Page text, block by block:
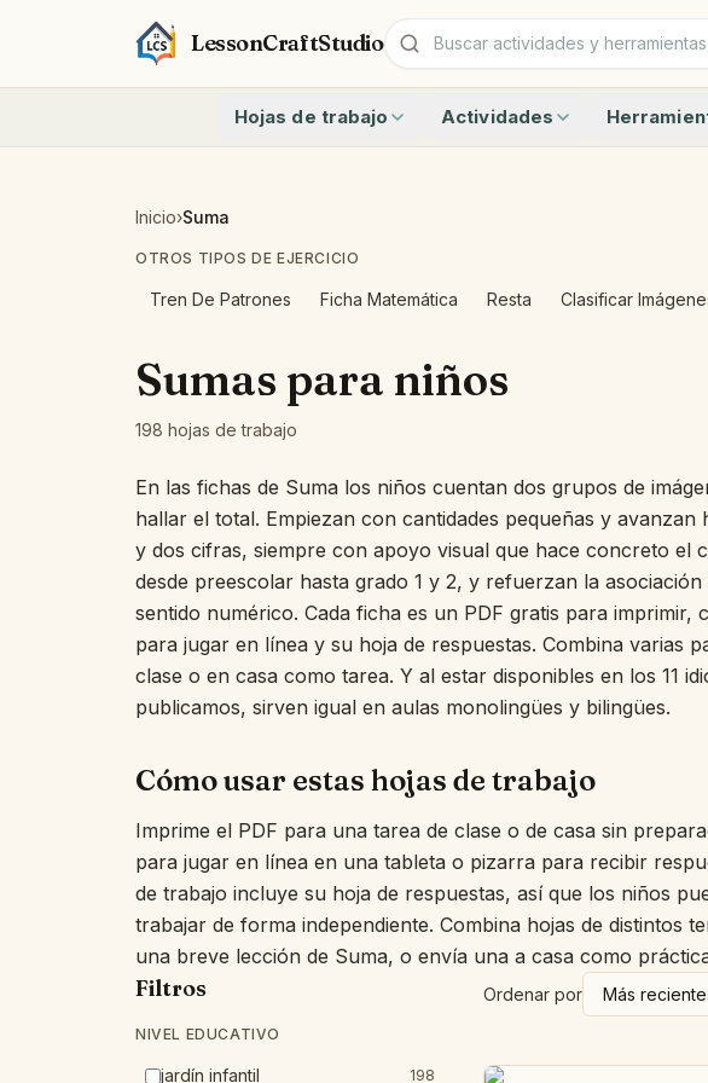
LessonCraftStudio
Hojas de trabajo
Suma
Criptograma
Sopa De Letras
Emparejar
Actividades
Contar hasta 10 con
Sumar y Restar en el Marco
Identifica la forma —
Marco de
Letras
Palitos con
Tablero de
Laboratorio
Muro de
El búho
¿Cuál no
El
La cocina
El taller de
Nuestro día
Palabras
Palmas y
El frasco de
Tablero de
Trazo a
Recta
El pupitre de
Inicio›Suma
OTROS TIPOS DE EJERCICIO
Tren De Patrones Ficha Matemática Resta Clasificar
Sumas para niños
198 hojas de trabajo
En las fichas de Suma los niños cuentan dos grupos de
hallar el total. Empiezan con cantidades pequeñas y avanzan
y dos cifras, siempre con apoyo visual que hace concreto el
desde preescolar hasta grado 1 y 2, y refuerzan la
sentido numérico. Cada ficha es un PDF gratis para imprimir,
para jugar en línea y su hoja de respuestas. Combina varias
clase o en casa como tarea. Y al estar disponibles en los 11
publicamos, sirven igual en aulas monolingües y bilingües.
Cómo usar estas hojas de trabajo
Imprime el PDF para una tarea de clase o de casa sin
para jugar en línea en una tableta o pizarra para recibir
de trabajo incluye su hoja de respuestas, así que los niños
trabajar de forma independiente. Combina hojas de distintos
una breve lección de Suma, o envía una a casa como
Filtros
NIVEL EDUCATIVO
jardín infantil 198
Ordenar por